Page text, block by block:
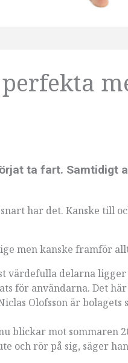
ta fart. Samtidigt
har det. Kanske till
men kanske framför
värdefulla delarna
för användarna. Det
Olofsson är bolagets
blickar mot sommaren
och rör på sig, säger